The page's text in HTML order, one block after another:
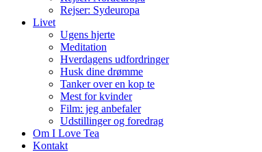
Rejser: Sydeuropa
Livet
Ugens hjerte
Meditation
Hverdagens udfordringer
Husk dine drømme
Tanker over en kop te
Mest for kvinder
Film: jeg anbefaler
Udstillinger og foredrag
Om I Love Tea
Kontakt